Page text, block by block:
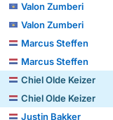
Valon Zumberi
Valon Zumberi
Marcus Steffen
Marcus Steffen
Chiel Olde Keizer
Chiel Olde Keizer
Justin Bakker